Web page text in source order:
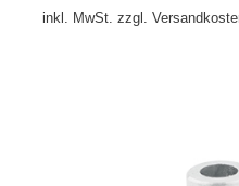
inkl. MwSt. zzgl.